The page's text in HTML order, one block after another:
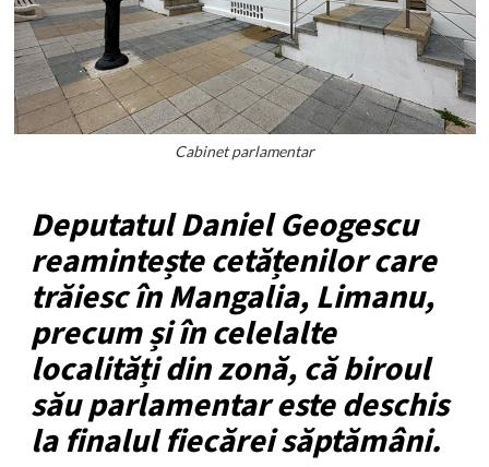
Cabinet parlamentar
Deputatul Daniel Geogescu
reamintește cetățenilor care
trăiesc în Mangalia, Limanu,
precum și în celelalte
localități din zonă, că biroul
său parlamentar este deschis
la finalul fiecărei săptămâni.